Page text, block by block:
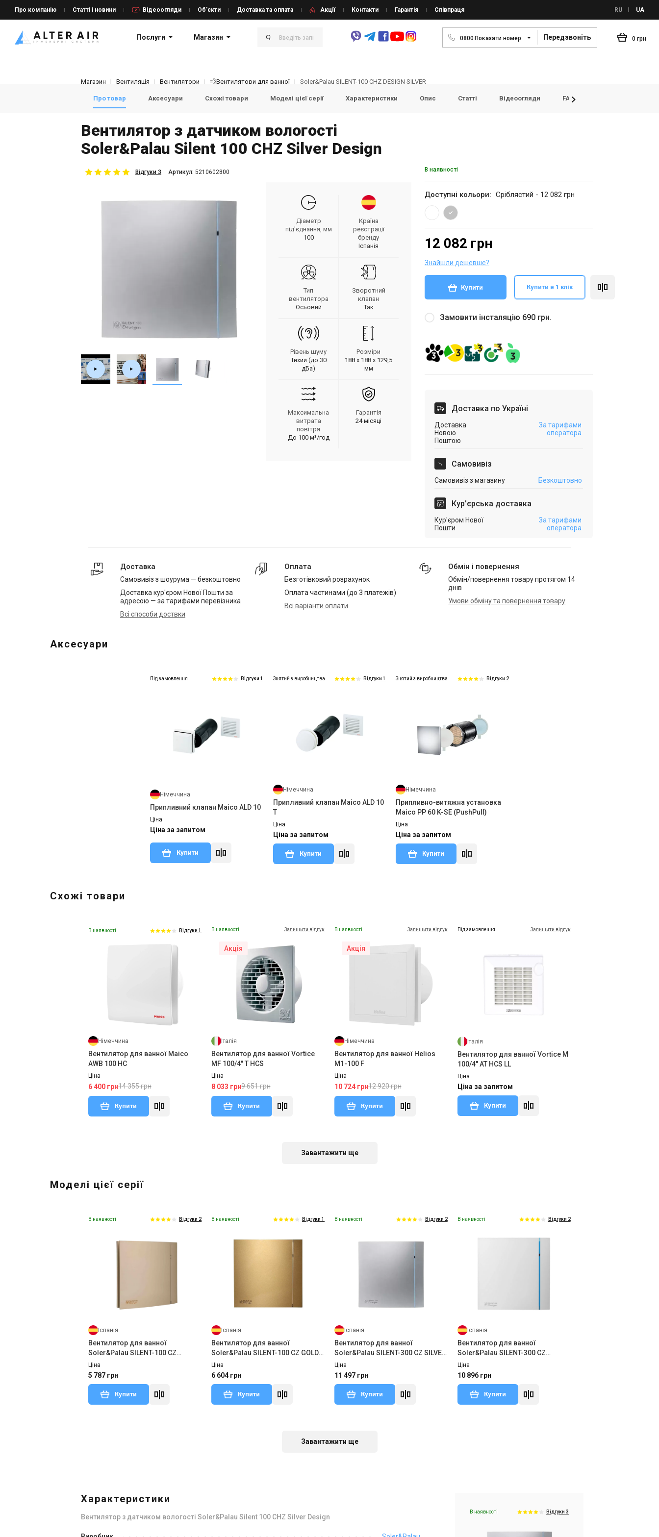
Про компанію Статті і новини Відеоогляди Об’єкти Доставка та оплата Акції Контакти Гарантія Співпраця RU UA
Послуги Магазин 0800Показати номер Передзвоніть 0 грн
Магазин Вентиляція Вентилятори 💨Вентилятори для ванної Soler&Palau SILENT-100 CHZ DESIGN SILVER
Про товар Аксесуари Схожі товари Моделі цієї серії Характеристики Опис Статті Відеоогляди FAQ
Вентилятор з датчиком вологості
Soler&Palau Silent 100 CHZ Silver Design
Відгуки 3 Aртикул: 5210602800
Діаметр
під'єднання, мм
100
Країна
реєстрації
бренду
Іспанія
Тип
вентилятора
Осьовий
Зворотний
клапан
Так
Рівень шуму
Тихий (до 30
дБа)
Розміри
188 х 188 х 129,5
мм
Максимальна
витрата
повітря
До 100 м³/год
Гарантія
24 місяці
В наявності
Доступні кольори: Сріблястий - 12 082 грн
12 082 грн
Знайшли дешевше?
Купити Купити в 1 клік
Замовити інсталяцію 690 грн.
Доставка по Україні
Доставка
Новою
Поштою
За тарифами
оператора
Самовивіз
Самовивіз з магазину Безкоштовно
Кур'єрська доставка
Кур'єром Нової
Пошти
За тарифами
оператора
Доставка
Самовивіз з шоурума — безкоштовно
Доставка кур'єром Нової Пошти за
адресою — за тарифами перевізника
Всі способи доствки
Оплата
Безготівковий розрахунок
Оплата частинами (до 3 платежів)
Всі варіанти оплати
Обмін і повернення
Обмін/повернення товару протягом 14
днів
Умови обміну та повернення товару
Аксесуари
Під замовлення Відгуки 1
Німеччина
Припливний клапан Maico ALD 10
Ціна
Ціна за запитом
Купити
Знятий з виробництва Відгуки 1
Німеччина
Припливний клапан Maico ALD 10
T
Ціна
Ціна за запитом
Купити
Знятий з виробництва Відгуки 2
Німеччина
Припливно-витяжна установка
Maico PP 60 K-SE (PushPull)
Ціна
Ціна за запитом
Купити
Схожі товари
В наявності Відгуки 1
Німеччина
Вентилятор для ванної Maico
AWB 100 HC
Ціна
6 400 грн14 355 грн
Купити
В наявності Залишити відгук
Акція
Італія
Вентилятор для ванної Vortice
MF 100/4" T HCS
Ціна
8 033 грн9 651 грн
Купити
В наявності Залишити відгук
Акція
Німеччина
Вентилятор для ванної Helios
M1-100 F
Ціна
10 724 грн12 920 грн
Купити
Під замовлення Залишити відгук
Італія
Вентилятор для ванної Vortice M
100/4" AT HCS LL
Ціна
Ціна за запитом
Купити
Італія
Вентилятор для ванної Elicent
Купити
Завантажити ще
Моделі цієї серії
В наявності Відгуки 2
Іспанія
Вентилятор для ванної
Soler&Palau SILENT-100 CZ
CHAMPAGNE DESIGN 4C
Ціна
5 787 грн
Купити
В наявності Відгуки 1
Іспанія
Вентилятор для ванної
Soler&Palau SILENT-100 CZ GOLD
DESIGN-4C
Ціна
6 604 грн
Купити
В наявності Відгуки 2
Іспанія
Вентилятор для ванної
Soler&Palau SILENT-300 CZ SILVER
DESIGN 3C
Ціна
11 497 грн
Купити
В наявності Відгуки 2
Іспанія
Вентилятор для ванної
Soler&Palau SILENT-300 CZ
DESIGN 3C
Ціна
10 896 грн
Купити
Іспанія
Завантажити ще
Характеристики
Вентилятор з датчиком вологості Soler&Palau Silent 100 CHZ Silver Design
В наявності Відгуки 3